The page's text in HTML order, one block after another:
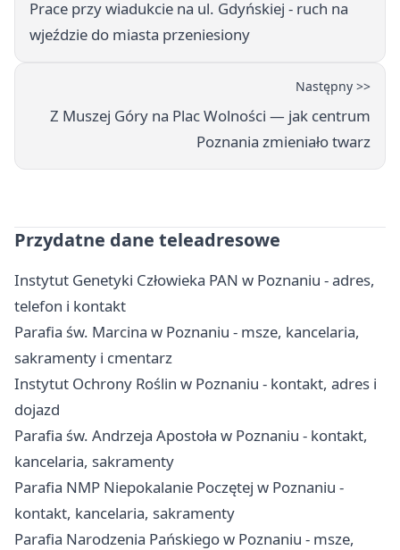
Prace przy wiadukcie na ul. Gdyńskiej - ruch na
wjeździe do miasta przeniesiony
Następny >>
Z Muszej Góry na Plac Wolności — jak centrum
Poznania zmieniało twarz
Przydatne dane teleadresowe
Instytut Genetyki Człowieka PAN w Poznaniu - adres,
telefon i kontakt
Parafia św. Marcina w Poznaniu - msze, kancelaria,
sakramenty i cmentarz
Instytut Ochrony Roślin w Poznaniu - kontakt, adres i
dojazd
Parafia św. Andrzeja Apostoła w Poznaniu - kontakt,
kancelaria, sakramenty
Parafia NMP Niepokalanie Poczętej w Poznaniu -
kontakt, kancelaria, sakramenty
Parafia Narodzenia Pańskiego w Poznaniu - msze,